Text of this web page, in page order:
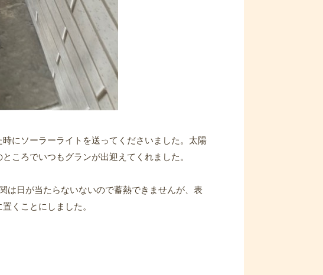
にソーラーライトを送ってくださいました。太陽
ころでいつもグランが出迎えてくれました。
は日が当たらないないので蓄熱できませんが、表
くことにしました。